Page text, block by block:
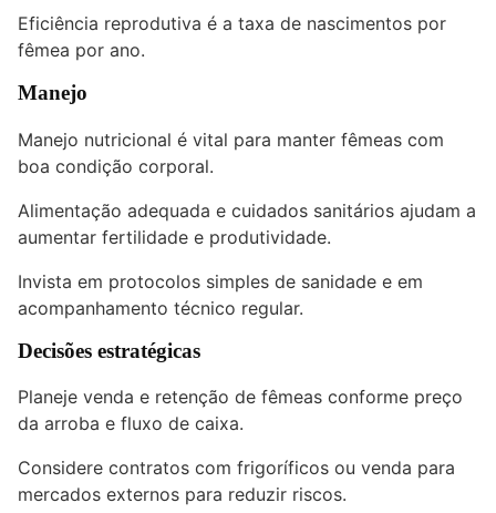
Eficiência reprodutiva é a taxa de nascimentos por
fêmea por ano.
Manejo
Manejo nutricional é vital para manter fêmeas com
boa condição corporal.
Alimentação adequada e cuidados sanitários ajudam a
aumentar fertilidade e produtividade.
Invista em protocolos simples de sanidade e em
acompanhamento técnico regular.
Decisões estratégicas
Planeje venda e retenção de fêmeas conforme preço
da arroba e fluxo de caixa.
Considere contratos com frigoríficos ou venda para
mercados externos para reduzir riscos.